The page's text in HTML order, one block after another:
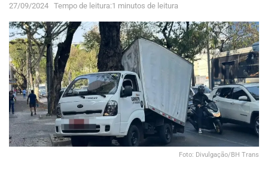
27/09/2024 Tempo de leitura:1 minutos de leitura
Foto: Divulgação/BH Trans